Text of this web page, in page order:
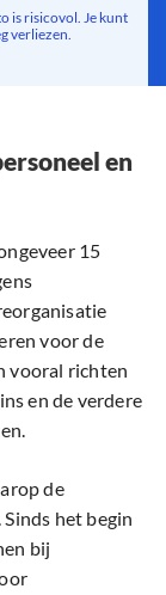
is risicovol. Je kunt
verliezen.
en
15
voor de
vooral richten
en de verdere
de
het begin
bij